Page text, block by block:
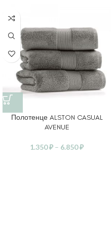
Полотенце ALSTON CASUAL
AVENUE
1.350₽ – 6.850₽